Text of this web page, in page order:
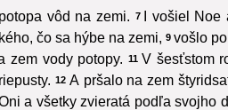
vôd na zemi. 7 I vošiel Noe
čo sa hýbe na zemi, 9 vošlo
zem vody potopy. 11 V šesťstom
12 A pršalo na zem
a všetky zvieratá podľa svojho